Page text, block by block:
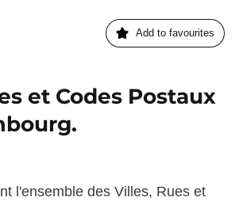
Add to favourites
et Codes Postaux
l'ensemble des Villes, Rues et